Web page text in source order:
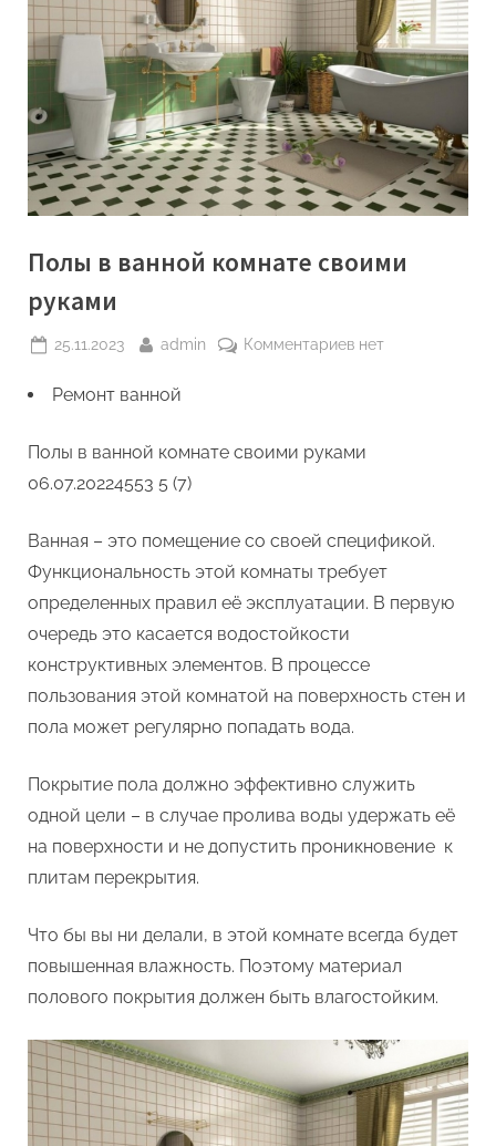
Полы в ванной комнате своими
руками
Posted
25.11.2023 By
admin Комментариевк
ванной
нет
Ремонт ванной
Полы в ванной комнате своими руками
06.07.20224553 5 (7)
Ванная – это помещение со своей спецификой.
Функциональность этой комнаты требует
определенных правил её эксплуатации. В первую
очередь это касается водостойкости
конструктивных элементов. В процессе
пользования этой комнатой на поверхность стен и
пола может регулярно попадать вода.
Покрытие пола должно эффективно служить
одной цели – в случае пролива воды удержать её
на поверхности и не допустить проникновение к
плитам перекрытия.
Что бы вы ни делали, в этой комнате всегда будет
повышенная влажность. Поэтому материал
полового покрытия должен быть влагостойким.